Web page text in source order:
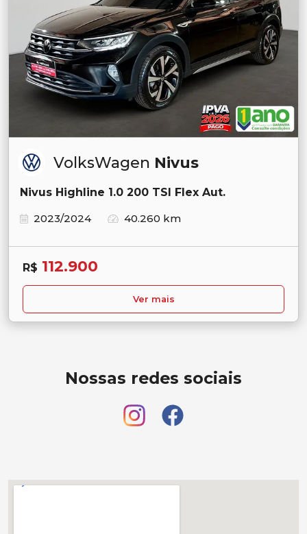
VolksWagen Nivus
Nivus Highline 1.0 200 TSI Flex Aut.
2023/2024
40.260 km
R$ 112.900
Ver mais
Nossas redes sociais